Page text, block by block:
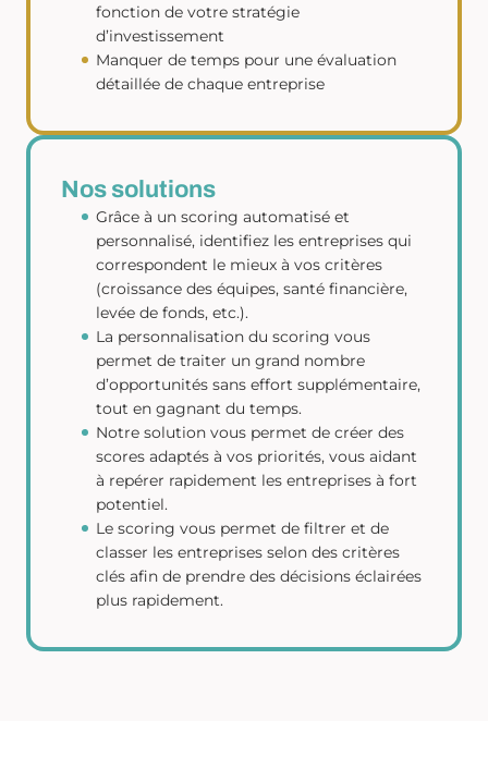
fonction de votre stratégie
d’investissement
Manquer de temps pour une évaluation
détaillée de chaque entreprise
Nos solutions
Grâce à un scoring automatisé et
personnalisé, identifiez les entreprises qui
correspondent le mieux à vos critères
(croissance des équipes, santé financière,
levée de fonds, etc.).
La personnalisation du scoring vous
permet de traiter un grand nombre
d’opportunités sans effort supplémentaire,
tout en gagnant du temps.
Notre solution vous permet de créer des
scores adaptés à vos priorités, vous aidant
à repérer rapidement les entreprises à fort
potentiel.
Le scoring vous permet de filtrer et de
classer les entreprises selon des critères
clés afin de prendre des décisions éclairées
plus rapidement.